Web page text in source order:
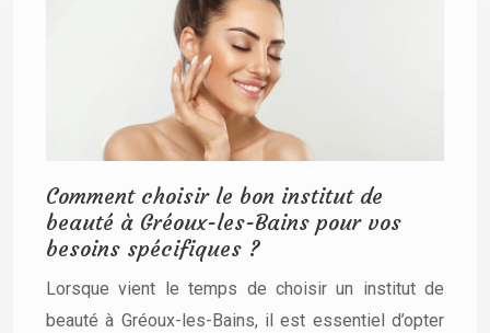
Comment choisir le bon institut de
beauté à Gréoux-les-Bains pour vos
besoins spécifiques ?
Lorsque vient le temps de choisir un institut de
beauté à Gréoux-les-Bains, il est essentiel d’opter